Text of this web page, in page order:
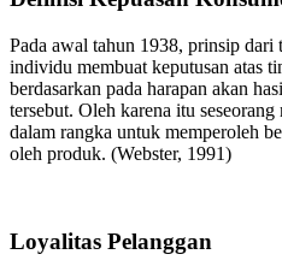
Pada awal tahun 1938, prinsip dari
individu membuat keputusan atas
berdasarkan pada harapan akan
tersebut. Oleh karena itu
dalam rangka untuk memperoleh
oleh produk. (Webster, 1991)
Loyalitas Pelanggan